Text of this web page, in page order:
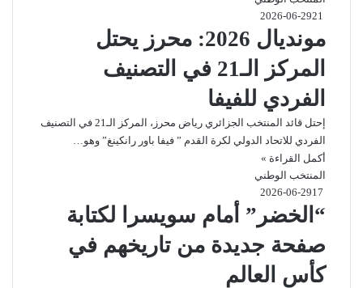
2026-06-29
مونديال 2026: محرز يحتل
المركز الـ21 في التصنيف
الفردي للفيفا
إحتل قائد المنتخب الجزائري رياض محرز، المركز الـ21 في التصنيف
الفردي للاتحاد الدولي لكرة القدم ” فيفا باور رانكينغ” وهو…
أكمل القراءة »
المنتخب الوطني
2026-06-29
“الخضر” أمام سويسرا لكتابة
صفحة جديدة من تاريخهم في
كأس العالم